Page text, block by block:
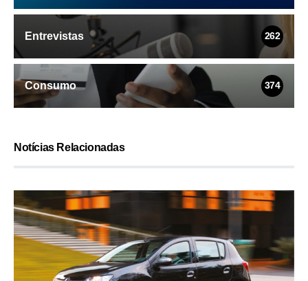
Entrevistas 262
Consumo 374
Notícias Relacionadas